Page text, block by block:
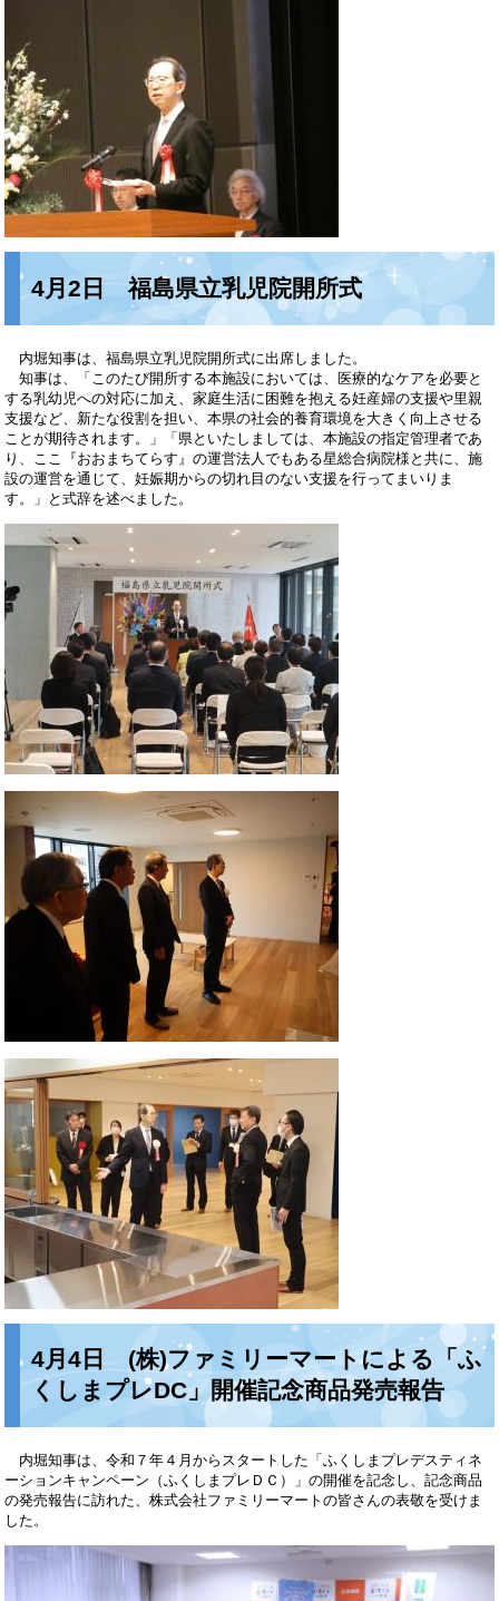
4月2日 福島県立乳児院開所式
内堀知事は、福島県立乳児院開所式に出席しました。
知事は、「このたび開所する本施設においては、医療的なケアを必要と
する乳幼児への対応に加え、家庭生活に困難を抱える妊産婦の支援や里親
支援など、新たな役割を担い、本県の社会的養育環境を大きく向上させる
ことが期待されます。」「県といたしましては、本施設の指定管理者であ
り、ここ『おおまちてらす』の運営法人でもある星総合病院様と共に、施
設の運営を通じて、妊娠期からの切れ目のない支援を行ってまいりま
す。」と式辞を述べました。
4月4日 (株)ファミリーマートによる「ふ
くしまプレDC」開催記念商品発売報告
内堀知事は、令和７年４月からスタートした「ふくしまプレデスティネ
ーションキャンペーン（ふくしまプレＤＣ）」の開催を記念し、記念商品
の発売報告に訪れた、株式会社ファミリーマートの皆さんの表敬を受けま
した。